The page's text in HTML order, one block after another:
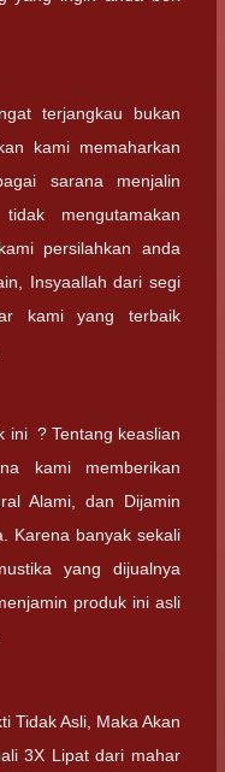
terjangkau bukan
kami memaharkan
sarana menjalin
mengutamakan
persilahkan anda
Insyaallah dari segi
kami yang terbaik
ini ? Tentang keaslian
kami memberikan
Alami, dan Dijamin
Karena banyak sekali
yang dijualnya
produk ini asli
Tidak Asli, Maka Akan
3X Lipat dari mahar